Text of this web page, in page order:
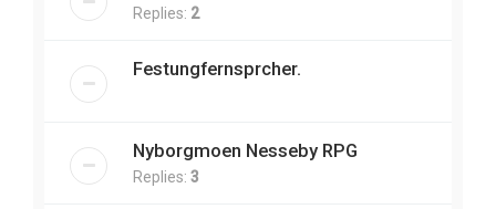
Replies: 2
Festungfernsprcher.
Nyborgmoen Nesseby RPG
Replies: 3